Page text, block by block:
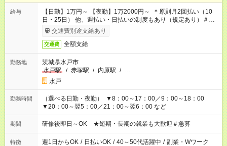
給与
【日勤】1万円～ 【夜勤】1万2000円～ ＊原則月2回払い（10
日・25日） 他、週払い・日払いの制度もあり（規定あり）＃日
収1万円以上
交通費別途支給あり
交通費 全額支給
勤務地
茨城県水戸市
水戸駅
/ 赤塚駅 / 内原駅 / …
水戸
勤務時間
（選べる日勤・夜勤） ▼8：00～17：00／9：00～18：00
▼20：00～翌5：00／21：00～翌6：00 など
期間 研修後即日～OK ★短期・長期の就業も大歓迎＃急募
特徴 週1日からOK / 日払いOK / 40～50代活躍中 / 副業・Wワーク